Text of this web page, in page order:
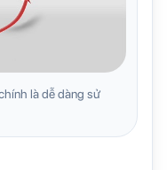
là dễ dàng sử